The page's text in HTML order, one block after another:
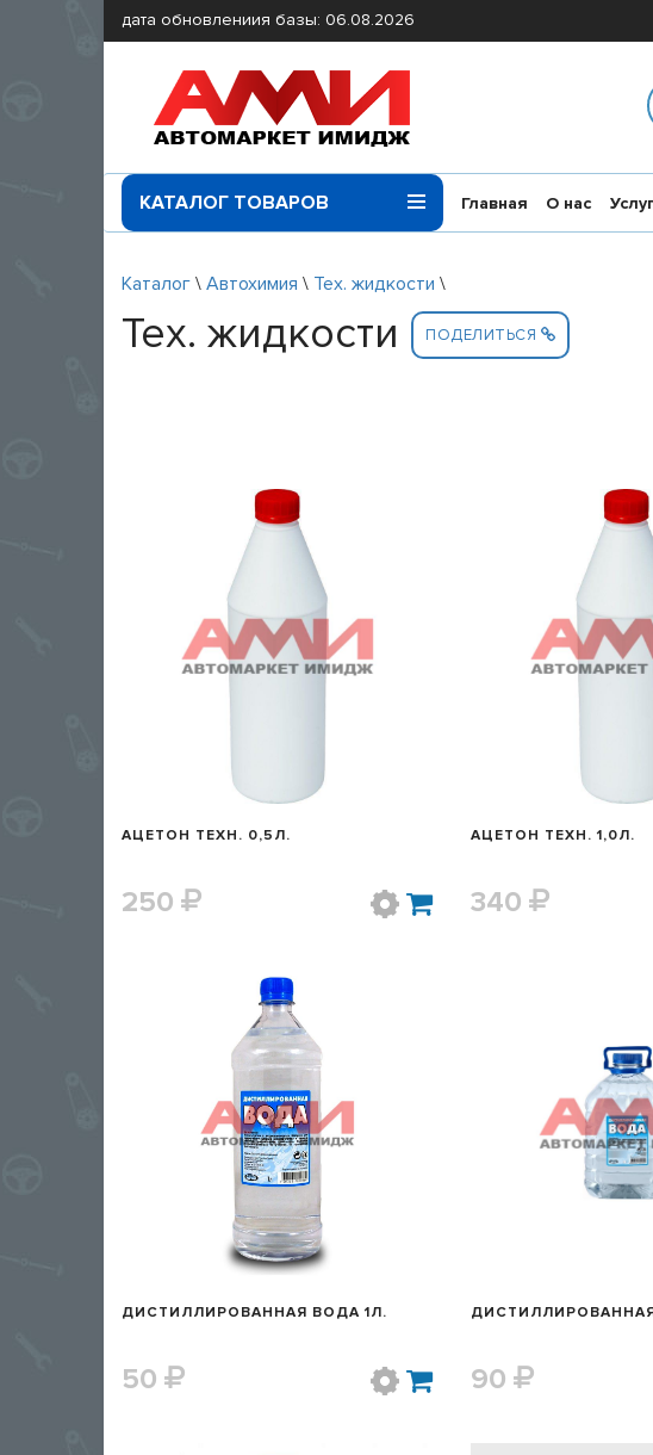
дата обновлениия базы: 06.08.2026
КАТАЛОГ ТОВАРОВ Главная О нас
Каталог \ Автохимия \ Тех. жидкости \
Тех. жидкости ПОДЕЛИТЬСЯ
БЫСТРЫЙ ПРОСМОТР
АЦЕТОН ТЕХН. 0,5Л.
250
БЫСТРЫЙ
АЦЕТОН ТЕХН. 1,0Л.
340
БЫСТРЫЙ ПРОСМОТР
ДИСТИЛЛИРОВАННАЯ ВОДА 1Л.
50
БЫСТРЫЙ
90